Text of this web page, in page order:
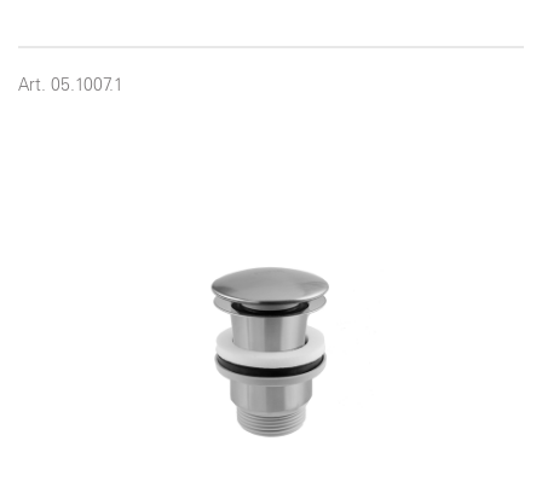
Art. 05.1007.1